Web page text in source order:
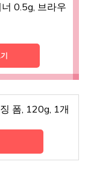
0.5g, 브라우
폼, 120g, 1개